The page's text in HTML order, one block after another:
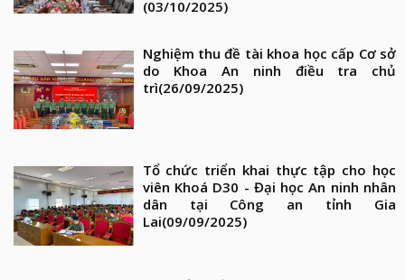
(03/10/2025)
Nghiệm thu đề tài khoa học cấp Cơ sở
do Khoa An ninh điều tra chủ
trì(26/09/2025)
Tổ chức triển khai thực tập cho học
viên Khoá D30 - Đại học An ninh nhân
dân tại Công an tỉnh Gia
Lai(09/09/2025)